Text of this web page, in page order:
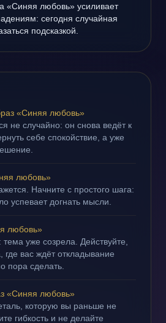
«Синяя любовь» усиливает
сегодня случайная
подсказкой.
«Синяя любовь»
не случайно: он снова ведёт к
себе спокойствие, а уже
любовь»
Начните с простого шага:
успевает догнать мысли.
любовь»
уже созрела. Действуйте,
где вас ждёт откладывание
пора сделать.
«Синяя любовь»
которую вы раньше не
гибкость и не делайте